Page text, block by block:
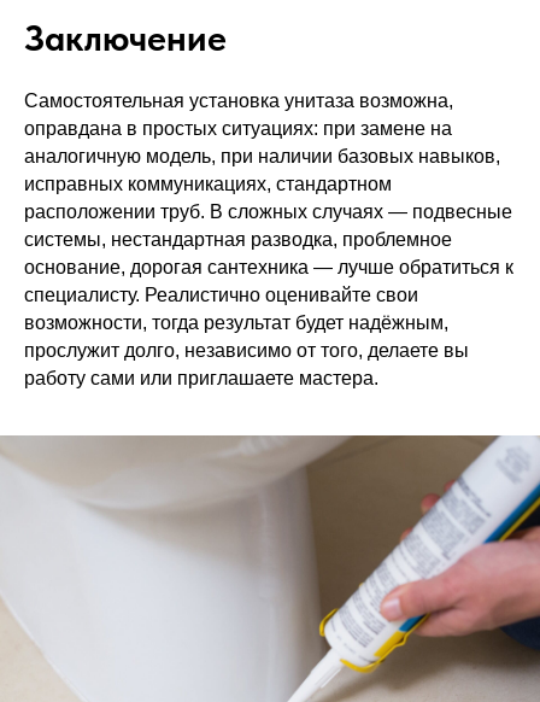
Заключение
Самостоятельная установка унитаза возможна,
оправдана в простых ситуациях: при замене на
аналогичную модель, при наличии базовых навыков,
исправных коммуникациях, стандартном
расположении труб. В сложных случаях — подвесные
системы, нестандартная разводка, проблемное
основание, дорогая сантехника — лучше обратиться к
специалисту. Реалистично оценивайте свои
возможности, тогда результат будет надёжным,
прослужит долго, независимо от того, делаете вы
работу сами или приглашаете мастера.